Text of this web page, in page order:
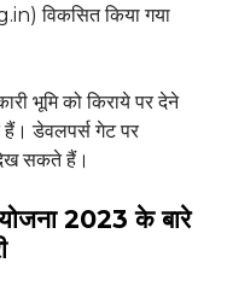
विकसित किया गया
भूमि को किराये पर देने
डेवलपर्स गेट पर
देख सकते हैं।
2023 के बारे